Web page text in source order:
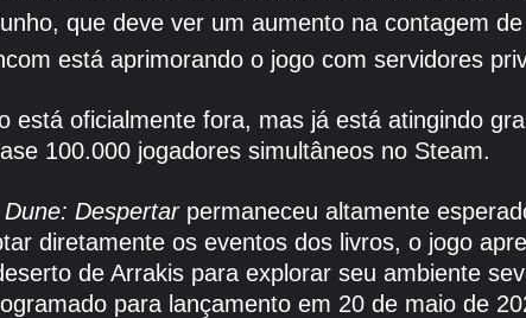
que deve ver um aumento na contagem
está aprimorando o jogo com servidores
está oficialmente fora, mas já está atingindo
100.000 jogadores simultâneos no Steam.
Dune: Despertarpermaneceu altamente
diretamente os eventos dos livros, o jogo
de Arrakis para explorar seu ambiente
para lançamento em 20 de maio de